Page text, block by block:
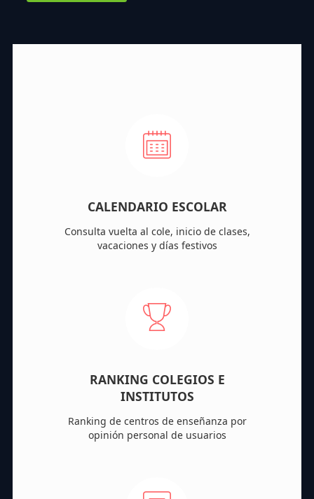
CALENDARIO ESCOLAR
Consulta vuelta al cole, inicio de clases,
vacaciones y días festivos
RANKING COLEGIOS E
INSTITUTOS
Ranking de centros de enseñanza por
opinión personal de usuarios